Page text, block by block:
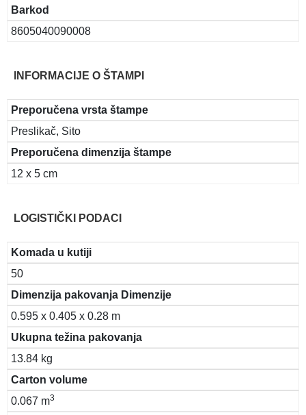
Barkod
8605040090008
INFORMACIJE O ŠTAMPI
Preporučena vrsta štampe
Preslikač, Sito
Preporučena dimenzija štampe
12 x 5 cm
LOGISTIČKI PODACI
Komada u kutiji
50
Dimenzija pakovanja Dimenzije
0.595 x 0.405 x 0.28 m
Ukupna težina pakovanja
13.84 kg
Carton volume
0.067 m3